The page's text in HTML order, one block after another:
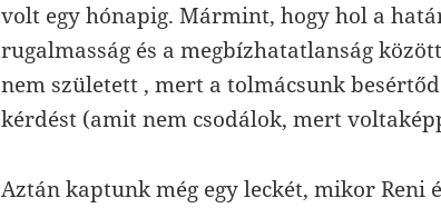
volt egy hónapig. Mármint, hogy hol a
rugalmasság és a megbízhatatlanság
nem született , mert a tolmácsunk
kérdést (amit nem csodálok, mert
Aztán kaptunk még egy leckét, mikor Reni